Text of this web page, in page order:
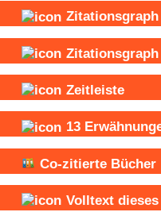
Zitationsgraph
Zitationsgraph
Zeitleiste
13
Co-zitierte Bücher
Volltext